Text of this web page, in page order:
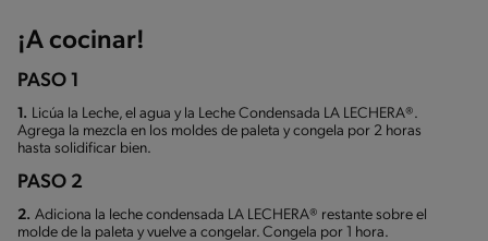
¡A cocinar!
PASO 1
1. Licúa la Leche, el agua y la Leche Condensada LA LECHERA®.
Agrega la mezcla en los moldes de paleta y congela por 2 horas
hasta solidificar bien.
PASO 2
2. Adiciona la leche condensada LA LECHERA® restante sobre el
molde de la paleta y vuelve a congelar. Congela por 1 hora.